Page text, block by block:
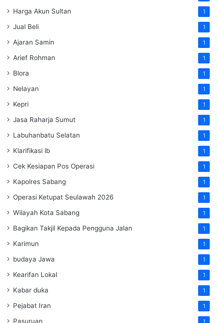
Harga Akun Sultan 1
Jual Beli 1
Ajaran Samin 1
Arief Rohman 1
Blora 1
Nelayan 1
Kepri 1
Jasa Raharja Sumut 1
Labuhanbatu Selatan 1
Klarifikasi lb 1
Cek Kesiapan Pos Operasi 1
Kapolres Sabang 1
Operasi Ketupat Seulawah 2026 1
Wilayah Kota Sabang 1
Bagikan Takjil Kepada Pengguna Jalan 1
Karimun 1
budaya Jawa 1
Kearifan Lokal 1
Kabar duka 1
Pejabat Iran 1
Pasuruan 1